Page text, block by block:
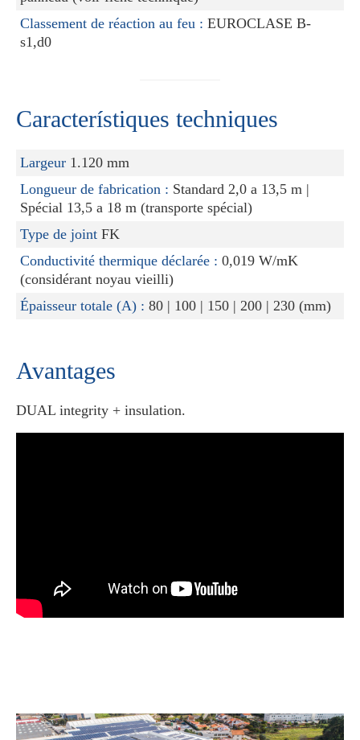
Classement de réaction au feu : EUROCLASE B-
s1,d0
Característiques techniques
Largeur 1.120 mm
Longueur de fabrication : Standard 2,0 a 13,5 m |
Spécial 13,5 a 18 m (transporte spécial)
Type de joint FK
Conductivité thermique déclarée : 0,019 W/mK
(considérant noyau vieilli)
Épaisseur totale (A) : 80 | 100 | 150 | 200 | 230 (mm)
Avantages
DUAL integrity + insulation.